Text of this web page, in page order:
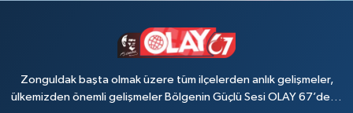
Zonguldak başta olmak üzere tüm ilçelerden anlık gelişmeler,
ülkemizden önemli gelişmeler Bölgenin Güçlü Sesi OLAY 67’de…